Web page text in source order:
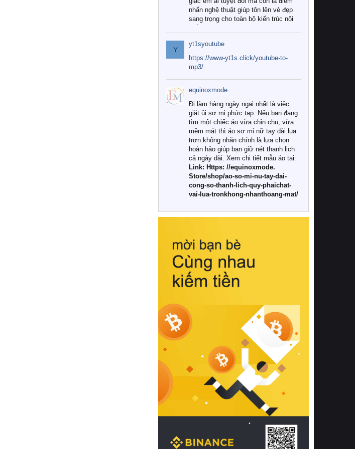
nhấn nghệ thuật giúp tôn lên vẻ đẹp
sang trọng cho toàn bộ kiến trúc nội
Tuy nhiên, giữa thị trường đa dạng
với vô vàn thương hiệu và mẫu mã
như hiện nay, làm thế nào để chọn
được những bộ chăn ga gối đệm cao
cấp thực sự chất lượng, phù hợp với
khí hậu và nhu cầu sử dụng của gia
đình? Hãy cùng chúng tôi đi tìm lời
giải đáp chi tiết qua bài viết dưới đây.
1. Tại sao các gia đình hiện đại lại ưa
chuộng chăn ga gối đệm cao cấp?
Khác với các dòng sản phẩm thông
thường, những bộ chăn ga gối đệm
cao cấp trải qua quy trình sản xuất
nghiêm ngặt từ khâu chọn lọc nguyên
liệu tự nhiên đến công nghệ dệt
nhuộm hiện đại không chứa hóa chất
này, bạn sẽ cảm nhận rõ rệt sự khác
hồi chuẩn xác của phần đệm nâng đỡ
cột sống.
Bên cạnh đó, việc lựa chọn các dòng
sản phẩm đạt chuẩn chất lượng quốc
tế còn giúp ngăn ngừa tình trạng kích
khuẩn và nấm mốc trong điều kiện
thời tiết nóng ẩm. Bạn có thể tìm hiểu
thêm các nghiên cứu khoa học về tác
động của giấc ngủ và môi trường
phòng ngủ đối với sức khỏe con
người tại Sleep Foundation (External
Link) để có cái nhìn toàn diện hơn.
2. Các tiêu chí vàng khi lựa chọn
chăn ga gối đệm cao cấp cho phòng
ngủ
Để sở hữu một bộ chăn ga gối đệm
cao cấp hoàn hảo cả về thẩm mỹ lẫn
công năng, người tiêu dùng cần cân
nhắc kỹ lưỡng các tiêu chí quan trọng
Y
yt1syoutube
https://www-yt1s.click/youtube-to-
mp3/
equinoxmode
Đi làm hàng ngày ngại nhất là việc
giặt ủi sơ mi phức tạp. Nếu bạn đang
tìm một chiếc áo vừa chỉn chu, vừa
mềm mát thì áo sơ mi nữ tay dài lụa
trơn không nhăn chính là lựa chọn
hoàn hảo giúp bạn giữ nét thanh lịch
cả ngày dài. Xem chi tiết mẫu áo tại:
Link: Https: //equinoxmode.
Store/shop/ao-so-mi-nu-tay-dai-
cong-so-thanh-lich-quy-phaichat-
vai-lua-tronkhong-nhanthoang-mat/